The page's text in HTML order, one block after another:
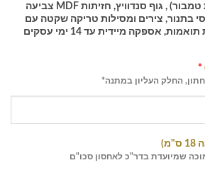
מתוך 1,500 צבעי מניפת טמבור) , גוף סנדוויץ, חזיתות MDF צביעה
בתנור, צירים ומסילות טריקה שקטה עם
אחריות ל-10 שנים, ידיות תואמות, אספקה מיידית עד 14 ימי עסקים
*
החלק העליון במתנה*
שמיועדת בדר"כ לאחסון סכו"ם